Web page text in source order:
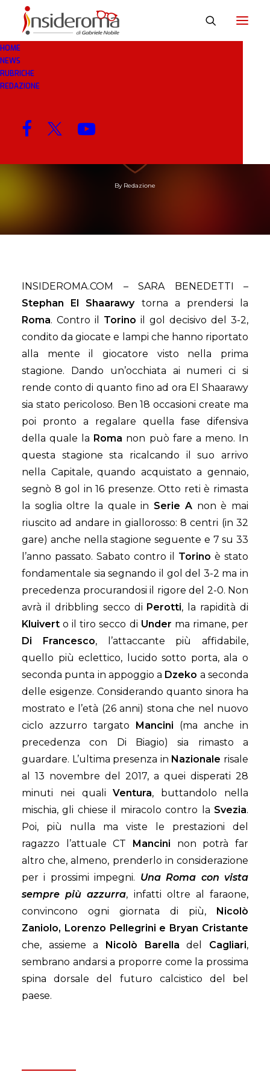
HOME
NEWS
RUBRICHE
REDAZIONE21 GEN 2019
El Shaarawy è l’arma
By Redazione
INSIDEROMA.COM – SARA BENEDETTI –
Stephan El Shaarawytorna a prendersi la
Roma. Contro il Torino il gol decisivo del 3-2,
condito da giocate e lampi che hanno riportato
alla mente il giocatore visto nella prima
stagione. Dando un’occhiata ai numeri ci si
rende conto di quanto fino ad ora El Shaarawy
sia stato pericoloso. Ben 18 occasioni create ma
poi pronto a regalare quella fase difensiva
della quale la Roma non può fare a meno. In
questa stagione sta ricalcando il suo arrivo
nella Capitale, quando acquistato a gennaio,
segnò 8 gol in 16 presenze. Otto reti è rimasta
la soglia oltre la quale in Serie Anon è mai
riuscito ad andare in giallorosso: 8 centri (in 32
gare) anche nella stagione seguente e 7 su 33
l’anno passato. Sabato contro il Torino è stato
fondamentale sia segnando il gol del 3-2 ma in
precedenza procurandosi il rigore del 2-0. Non
avrà il dribbling secco di Perotti, la rapidità di
Kluivert o il tiro secco di Under ma rimane, per
Di Francesco, l’attaccante più affidabile,
quello più eclettico, lucido sotto porta, ala o
seconda punta in appoggio a Dzeko a seconda
delle esigenze. Considerando quanto sinora ha
mostrato e l’età (26 anni) stona che nel nuovo
ciclo azzurro targato Mancini (ma anche in
precedenza con Di Biagio) sia rimasto a
guardare. L’ultima presenza in Nazionale risale
al 13 novembre del 2017, a quei disperati 28
minuti nei qualiVentura, buttandolo nella
mischia, gli chiese il miracolo contro la Svezia.
Poi, più nulla ma viste le prestazioni del
ragazzo l’attuale CT Mancini non potrà far
altro che, almeno, prenderlo in considerazione
per i prossimi impegni. Una Roma con vista
sempre più azzurra, infatti oltre al faraone,
convincono ogni giornata di più, Nicolò
Zaniolo, Lorenzo Pellegrini e Bryan Cristante
che, assieme a Nicolò Barella del Cagliari,
sembrano andarsi a proporre come la prossima
spina dorsale del futuro calcistico del bel
paese.